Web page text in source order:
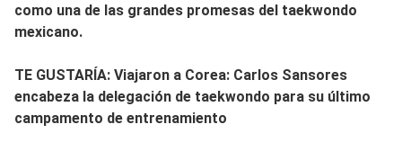
como una de las grandes promesas del taekwondo
mexicano.
TE GUSTARÍA: Viajaron a Corea: Carlos Sansores
encabeza la delegación de taekwondo para su último
campamento de entrenamiento